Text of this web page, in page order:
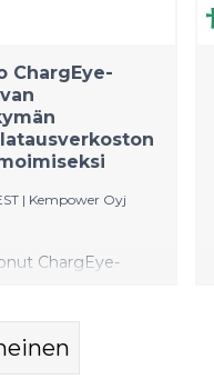
ChargEye-
| Kempower Oyj
ChargEye-
koko